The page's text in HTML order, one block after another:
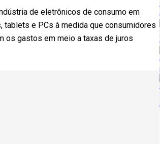
de eletrônicos de consumo em
tablets e PCs à medida que consumidores
os gastos em meio a taxas de juros